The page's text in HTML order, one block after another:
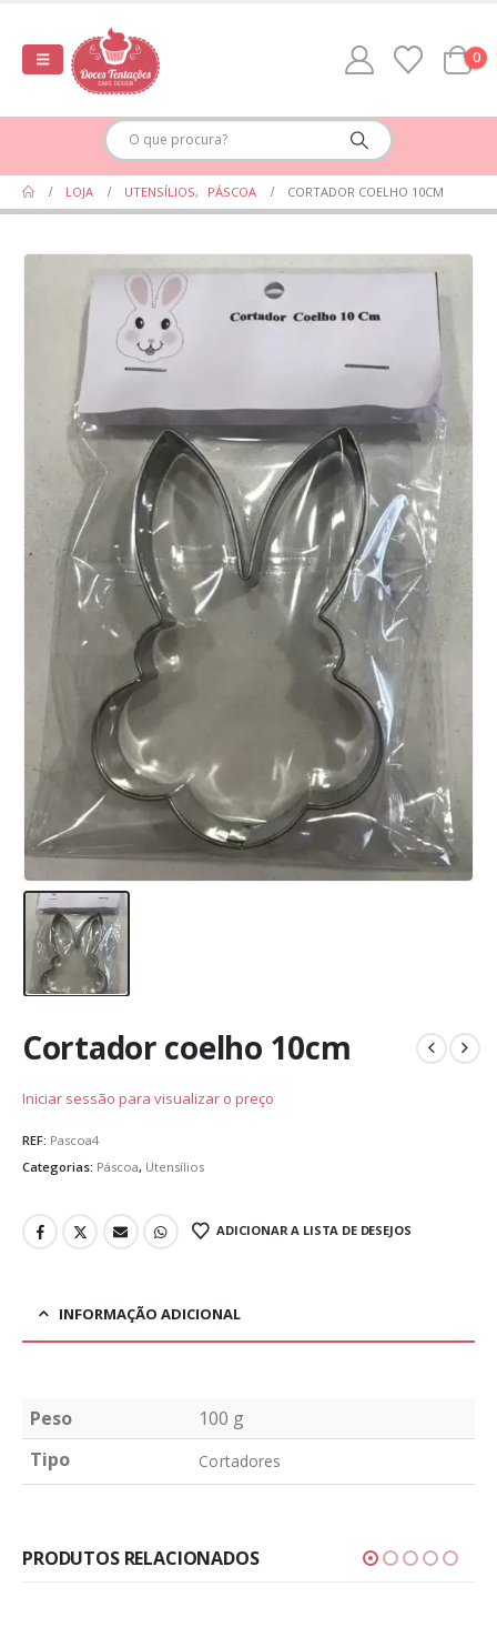
0
LOJA UTENSÍLIOS, PÁSCOA CORTADOR COELHO 10CM
Cortador coelho 10cm
Iniciar sessão para visualizar o preço
REF: Pascoa4
Categorias: Páscoa, Utensílios
ADICIONAR A LISTA DE DESEJOS
INFORMAÇÃO ADICIONAL
Peso
100 g
Tipo
Cortadores
PRODUTOS RELACIONADOS